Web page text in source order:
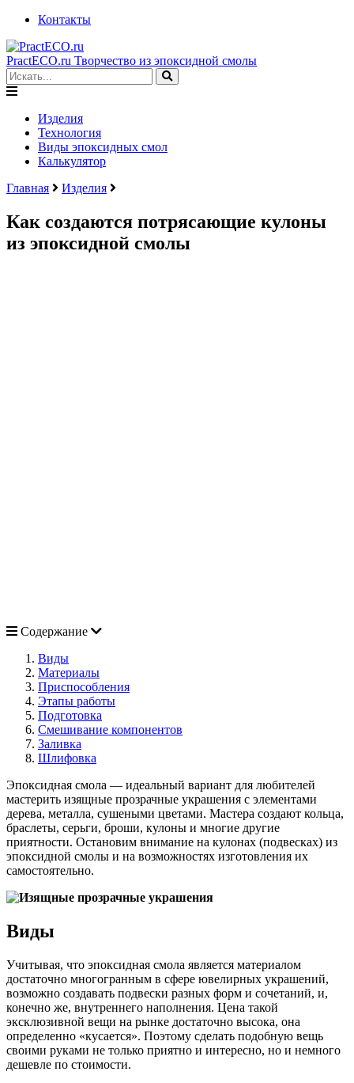
Контакты
PractECO.ru Творчество из эпоксидной смолы
Изделия
Технология
Виды эпоксидных смол
Калькулятор
Главная
Изделия
Как создаются потрясающие кулоны
из эпоксидной смолы
Содержание
Виды
Материалы
Приспособления
Этапы работы
Подготовка
Смешивание компонентов
Заливка
Шлифовка
Эпоксидная смола — идеальный вариант для любителей
мастерить изящные прозрачные украшения с элементами
дерева, металла, сушеными цветами. Мастера создают кольца,
браслеты, серьги, броши, кулоны и многие другие
приятности. Остановим внимание на кулонах (подвесках) из
эпоксидной смолы и на возможностях изготовления их
самостоятельно.
Виды
Учитывая, что эпоксидная смола является материалом
достаточно многогранным в сфере ювелирных украшений,
возможно создавать подвески разных форм и сочетаний, и,
конечно же, внутреннего наполнения. Цена такой
эксклюзивной вещи на рынке достаточно высока, она
определенно «кусается». Поэтому сделать подобную вещь
своими руками не только приятно и интересно, но и немного
дешевле по стоимости.